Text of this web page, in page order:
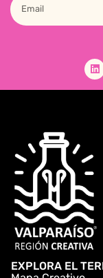
EXPLORA EL